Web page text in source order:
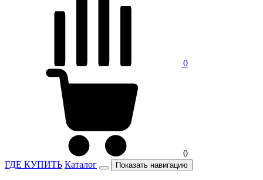
0
0
ГДЕ КУПИТЬ Каталог Показать навигацию